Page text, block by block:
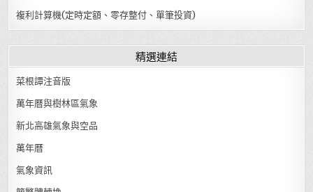
複利計算機(定時定額、零存整付、單筆投資)
精選連結
菜根譚注音版
萬年曆與樹林區氣象
新北高雄氣象與空品
萬年曆
氣象資訊